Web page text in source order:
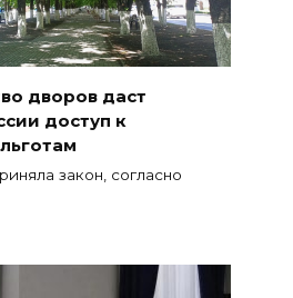
дворов даст
доступ к
закон, согласно